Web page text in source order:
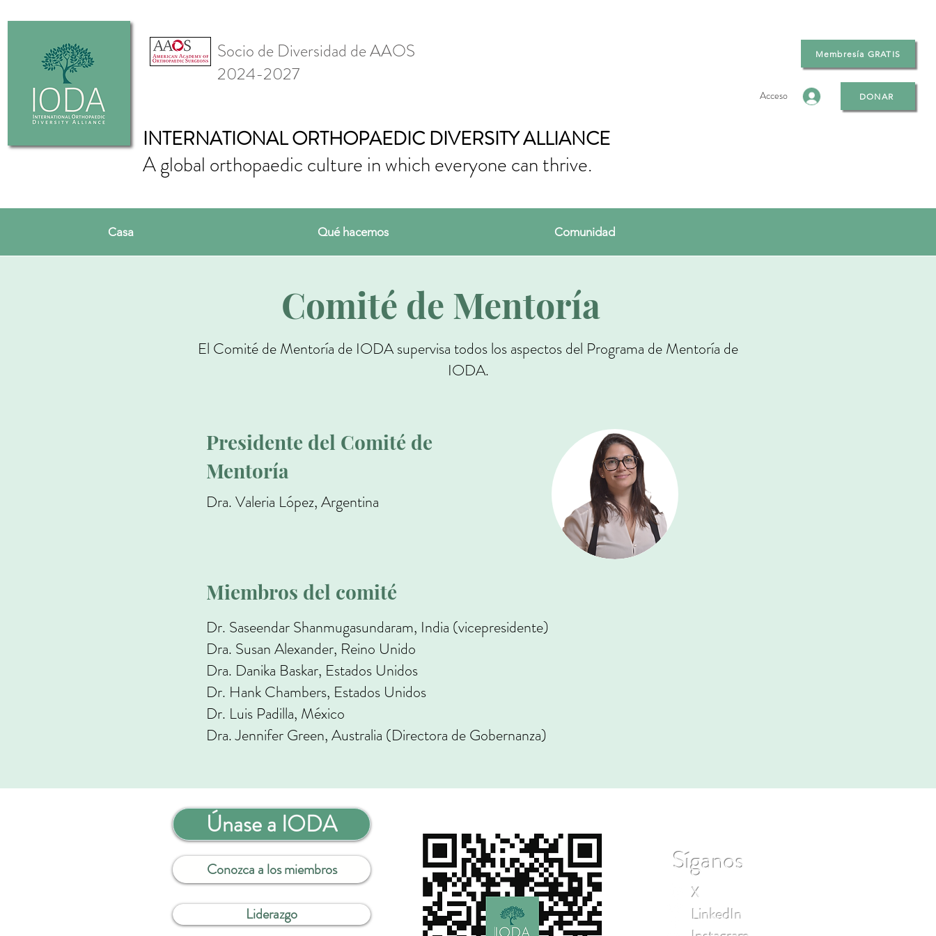
Socio de Diversidad de AAOS
2024-2027
INTERNATIONAL ORTHOPAEDIC DIVERSITY ALLIANCE
A global orthopaedic culture in which everyone can thrive.
Membresía GRATIS
Acceso DONAR
Casa Qué hacemos Comunidad
Comité de Mentoría
El Comité de Mentoría de IODA supervisa todos los aspectos del Programa de Mentoría de
IODA.
Presidente del Comité de
Mentoría
Dra. Valeria López, Argentina
Miembros del comité
Dr. Saseendar Shanmugasundaram, India (vicepresidente)
Dra. Susan Alexander, Reino Unido
Dra. Danika Baskar, Estados Unidos
Dr. Hank Chambers, Estados Unidos
Dr. Luis Padilla, México
Dra. Jennifer Green, Australia (Directora de Gobernanza)
Únase a IODA
Conozca a los miembros
Liderazgo
Síganos
X
LinkedIn